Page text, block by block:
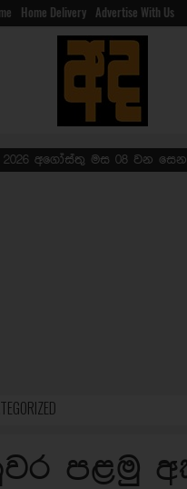
Home Delivery Advertise With Us
2026 අගෝස්තු මස 08 වන
පළමු